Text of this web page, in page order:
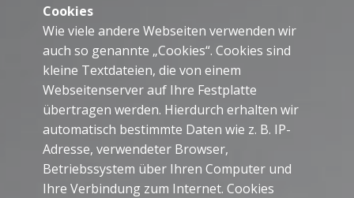
Cookies
Wie viele andere Webseiten verwenden wir
auch so genannte „Cookies“. Cookies sind
kleine Textdateien, die von einem
Webseitenserver auf Ihre Festplatte
übertragen werden. Hierdurch erhalten wir
automatisch bestimmte Daten wie z. B. IP-
Adresse, verwendeter Browser,
Betriebssystem über Ihren Computer und
Ihre Verbindung zum Internet. Cookies